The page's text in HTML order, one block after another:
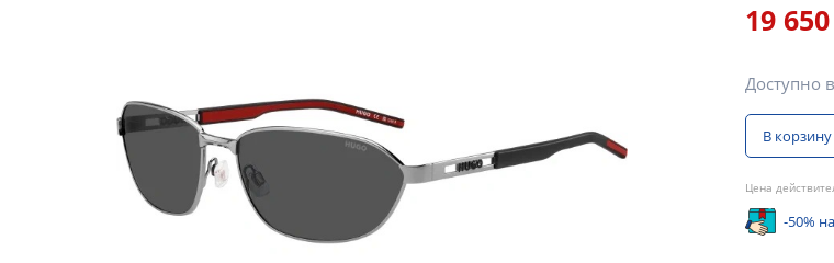
19
Доступно в
В корзину
Цена
-50%